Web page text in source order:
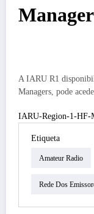
A IARU R1
Managers, pode
IARU-Region-1-HF-
Etiqueta
Amateur Radio
Rede Dos